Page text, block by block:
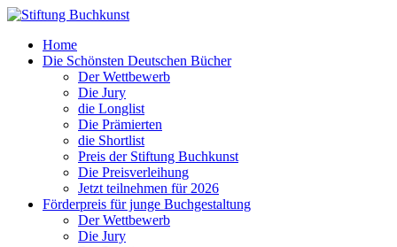
Home
Die Schönsten Deutschen Bücher
Der Wettbewerb
Die Jury
die Longlist
Die Prämierten
die Shortlist
Preis der Stiftung Buchkunst
Die Preisverleihung
Jetzt teilnehmen für 2026
Förderpreis für junge Buchgestaltung
Der Wettbewerb
Die Jury